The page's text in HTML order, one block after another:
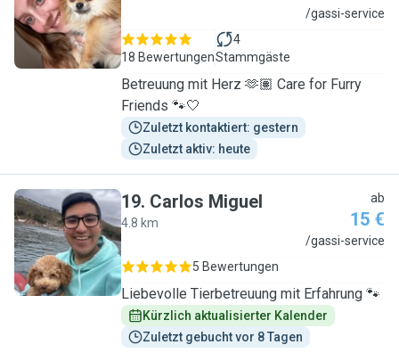
S /gassi-service
18 Bewertungen
4
Stammgäste
Betreuung mit Herz 🫶🏽 Care for Furry
Friends 🐾🤍
Zuletzt kontaktiert: gestern
Zuletzt aktiv: heute
C
19. Carlos Miguel
4.8 km
ab
15 €
/gassi-service
5 Bewertungen
Liebevolle Tierbetreuung mit Erfahrung 🐾
Kürzlich aktualisierter Kalender
Zuletzt gebucht vor 8 Tagen